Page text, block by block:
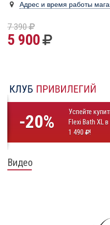
Адрес и время работы
7 390
5 900
-20%
Успейте
Flexi Bath XL
1 490
!
Видео